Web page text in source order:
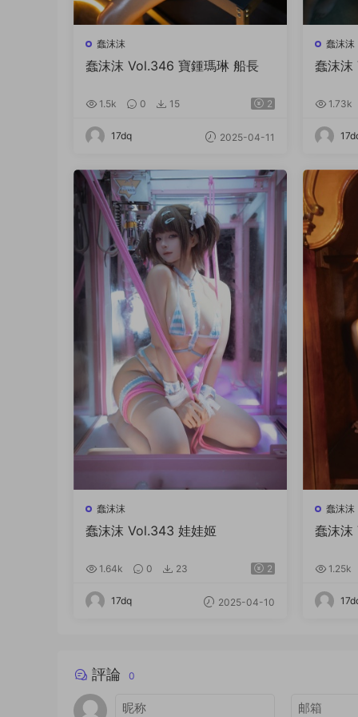
蠢沫沫
蠢沫沫 Vol.346 寶鍾瑪琳 船長
1.5k 0 15 2
17dq 2025-04-11
蠢沫沫
蠢沫沫
1.73k
蠢沫沫
蠢沫沫 Vol.343 娃娃姬
1.64k 0 23 2
17dq 2025-04-10
蠢沫沫
蠢沫沫
1.25k
評論 0